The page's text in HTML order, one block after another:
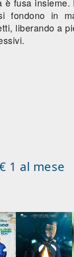
fondono in
liberando a
1 al mese